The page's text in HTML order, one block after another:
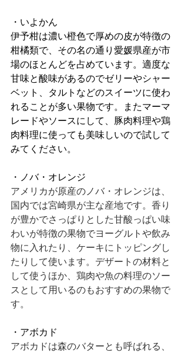
・いよかん
伊予柑は濃い橙色で厚めの皮が特徴の
柑橘類で、その名の通り愛媛県産が市
場のほとんどを占めています。適度な
甘味と酸味があるのでゼリーやシャー
ベット、タルトなどのスイーツに使わ
れることが多い果物です。またマーマ
レードやソースにして、豚肉料理や鶏
肉料理に使っても美味しいので試して
みてください。
・ノバ・オレンジ
アメリカが原産のノバ・オレンジは、
国内では宮崎県が主な産地です。香り
が豊かでさっぱりとした甘酸っぱい味
わいが特徴の果物でヨーグルトや飲み
物に入れたり、ケーキにトッピングし
たりして使います。デザートの材料と
して使うほか、鶏肉や魚の料理のソー
スとして用いるのもおすすめの果物で
す。
・アボカド
アボカドは森のバターとも呼ばれる、